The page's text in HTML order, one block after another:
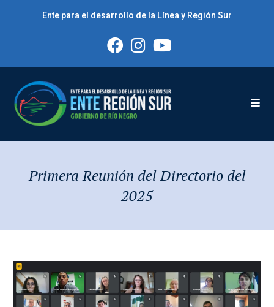
Ente para el desarrollo de la Línea y Región Sur
Primera Reunión del Directorio del
2025